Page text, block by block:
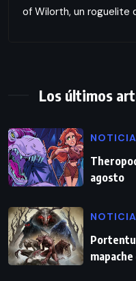
of Wilorth, un roguelite
Los últimos
agosto